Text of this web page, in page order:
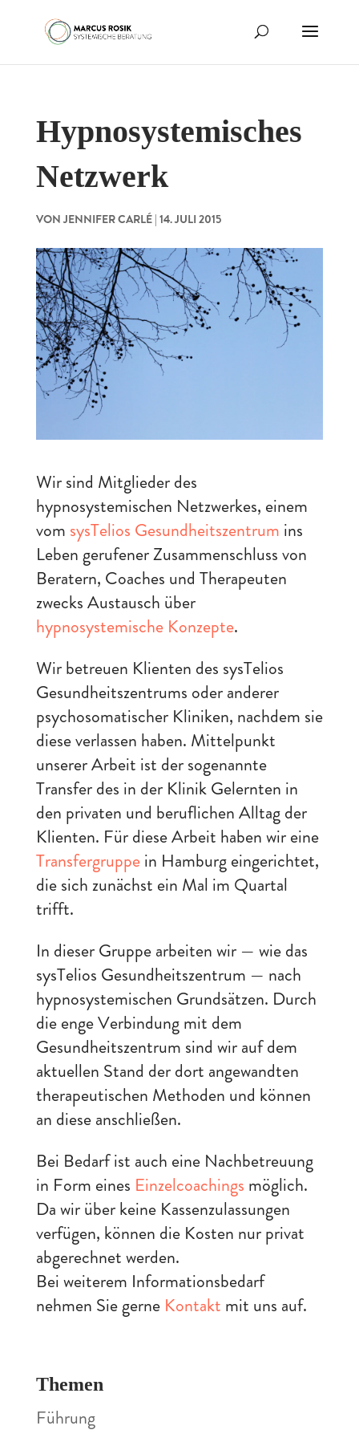
Hypnosystemisches
Netzwerk
VON JENNIFER CARLÉ| 14. JULI 2015
Wir sind Mitglieder des
hypnosystemischen Netzwerkes, einem
vom sysTelios Gesundheitszentrum ins
Leben gerufener Zusammenschluss von
Beratern, Coaches und Therapeuten
zwecks Austausch über
hypnosystemische Konzepte.
Wir betreuen Klienten des sysTelios
Gesundheitszentrums oder anderer
psychosomatischer Kliniken, nachdem sie
diese verlassen haben. Mittelpunkt
unserer Arbeit ist der sogenannte
Transfer des in der Klinik Gelernten in
den privaten und beruflichen Alltag der
Klienten. Für diese Arbeit haben wir eine
Transfergruppein Hamburg eingerichtet,
die sich zunächst ein Mal im Quartal
trifft.
In dieser Gruppe arbeiten wir — wie das
sysTelios Gesundheitszentrum — nach
hypnosystemischen Grundsätzen. Durch
die enge Verbindung mit dem
Gesundheitszentrum sind wir auf dem
aktuellen Stand der dort angewandten
therapeutischen Methoden und können
an diese anschließen.
Bei Bedarf ist auch eine Nachbetreuung
in Form eines Einzelcoachings möglich.
Da wir über keine Kassenzulassungen
verfügen, können die Kosten nur privat
abgerechnet werden.
Bei weiterem Informationsbedarf
nehmen Sie gerne Kontakt mit uns auf.
Themen
Führung